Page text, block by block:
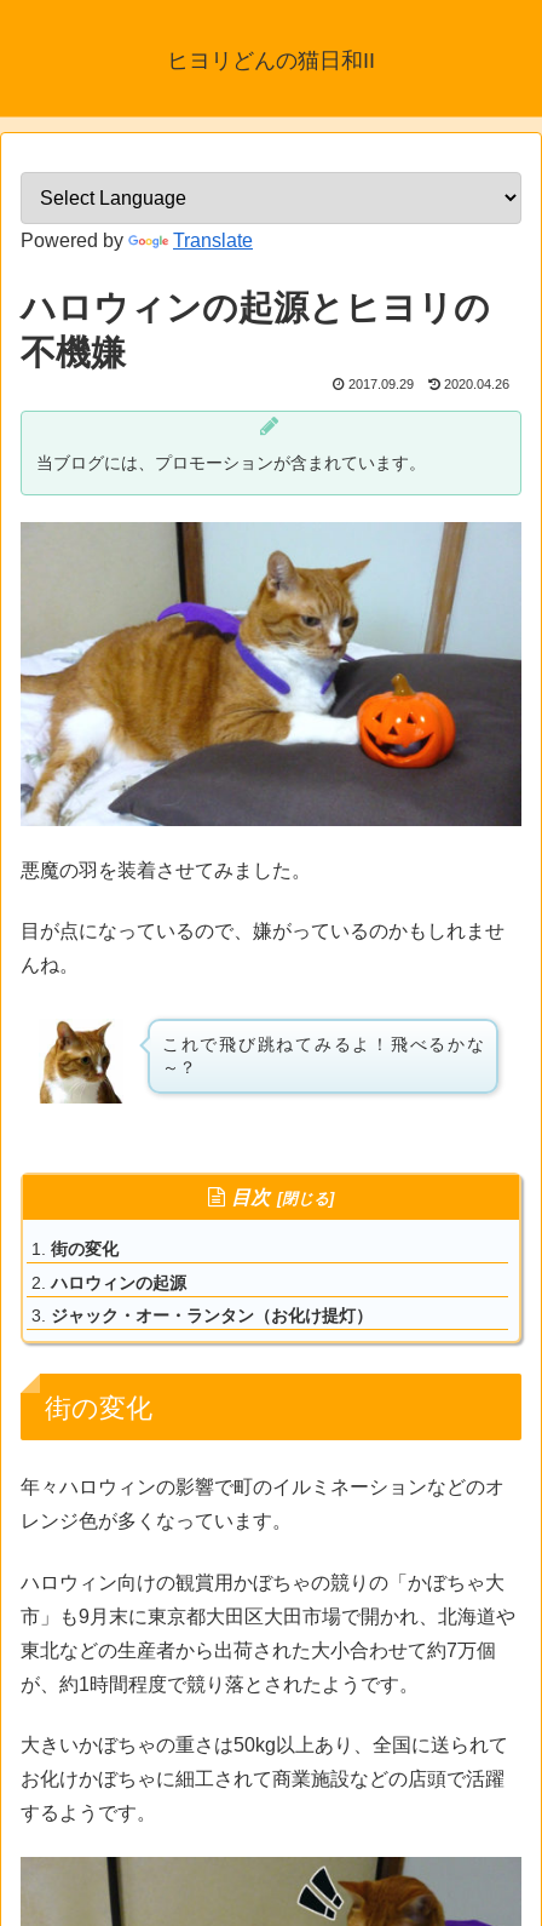
ヒヨリどんの猫日和II
Powered by Translate
ハロウィンの起源とヒヨリの
不機嫌
2017.09.29 2020.04.26
当ブログには、プロモーションが含まれています。
悪魔の羽を装着させてみました。
目が点になっているので、嫌がっているのかもしれませ
んね。
これで飛び跳ねてみるよ！飛べるかな
～？
目次
街の変化
ハロウィンの起源
ジャック・オー・ランタン（お化け提灯）
街の変化
年々ハロウィンの影響で町のイルミネーションなどのオ
レンジ色が多くなっています。
ハロウィン向けの観賞用かぼちゃの競りの「かぼちゃ大
市」も9月末に東京都大田区大田市場で開かれ、北海道や
東北などの生産者から出荷された大小合わせて約7万個
が、約1時間程度で競り落とされたようです。
大きいかぼちゃの重さは50kg以上あり、全国に送られて
お化けかぼちゃに細工されて商業施設などの店頭で活躍
するようです。